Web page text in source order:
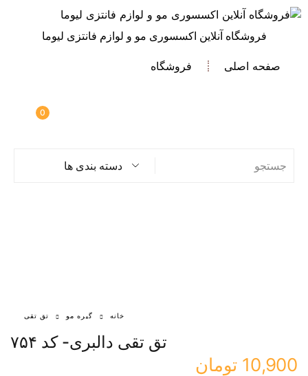
فروشگاه آنلاین اکسسوری مو و لوازم فانتزی لیوما
صفحه اصلی فروشگاه
0
دسته بندی ها
خانه گیره مو تق تقی
تق تقی دالبری- کد ۷۵۴
10,900 تومان